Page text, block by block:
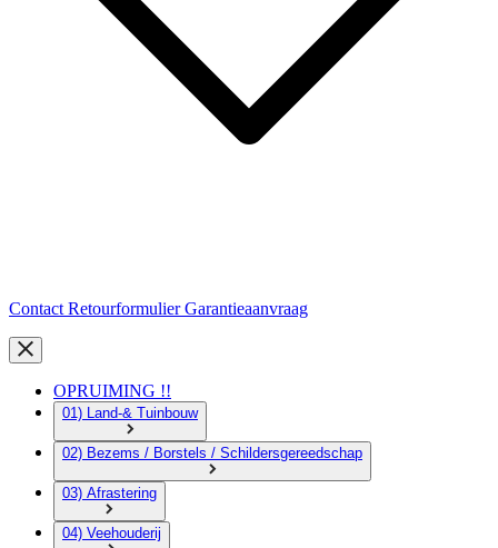
Contact RetourformulierGarantieaanvraag
OPRUIMING !!
01) Land-& Tuinbouw
02) Bezems / Borstels / Schildersgereedschap
03) Afrastering
04) Veehouderij